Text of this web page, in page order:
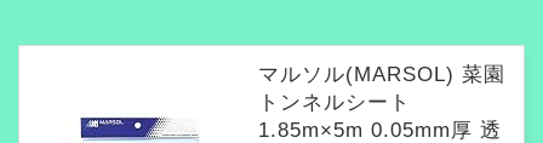
マルソル(MARSOL) 菜園
トンネルシート
1.85m×5m 0.05mm厚 透